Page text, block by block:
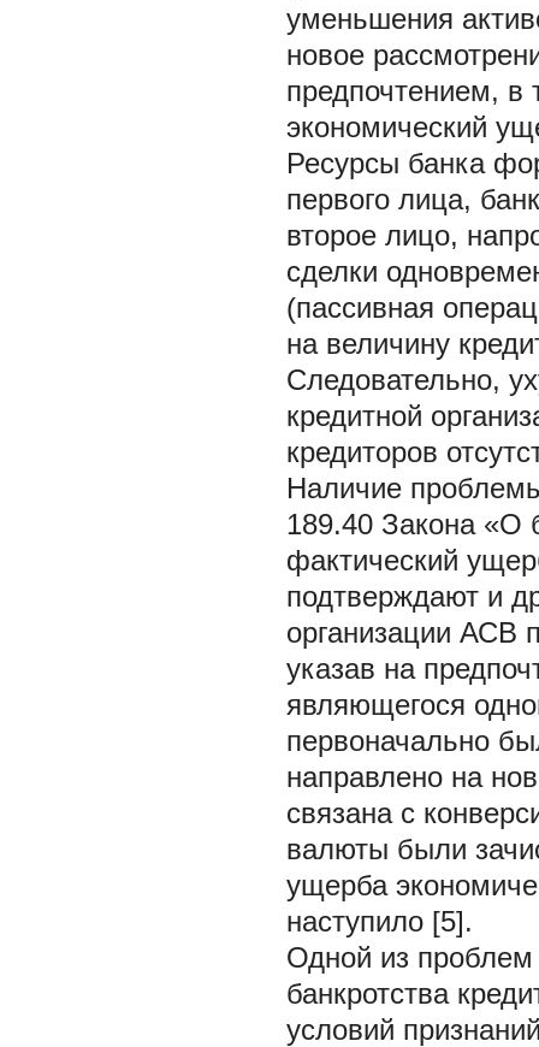
уменьшения
новое
предпочтением, в
экономический
Ресурсы банка
первого лица,
второе лицо,
сделки
(пассивная
на величину
Следовательно,
кредитной
кредиторов
Наличие
189.40 Закона «О
фактический
подтверждают и
организации АСВ
указав на
являющегося
первоначально
направлено на
связана с
валюты были
ущерба
наступило [5].
Одной из проблем
банкротства
условий